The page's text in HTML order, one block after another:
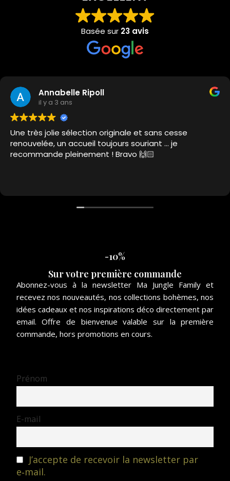
Basée sur 23 avis
Annabelle Ripoll
il y a 3 ans
Une très jolie sélection originale et sans cesse
renouvelée, un accueil toujours souriant … je
recommande pleinement ! Bravo 🙌🏻
-10%
Sur votre première commande
Abonnez-vous à la newsletter Ma Jungle Family et
recevez nos nouveautés, nos collections bohèmes, nos
idées cadeaux et nos inspirations déco directement par
email. Offre de bienvenue valable sur la première
commande, hors promotions en cours.
Prénom
E-mail
J’accepte de recevoir la newsletter par
e‑mail.